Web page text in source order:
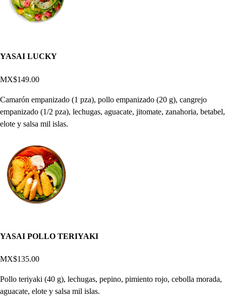
YASAI LUCKY
MX$149.00
Camarón empanizado (1 pza), pollo empanizado (20 g), cangrejo
empanizado (1/2 pza), lechugas, aguacate, jitomate, zanahoria, betabel,
elote y salsa mil islas.
YASAI POLLO TERIYAKI
MX$135.00
Pollo teriyaki (40 g), lechugas, pepino, pimiento rojo, cebolla morada,
aguacate, elote y salsa mil islas.